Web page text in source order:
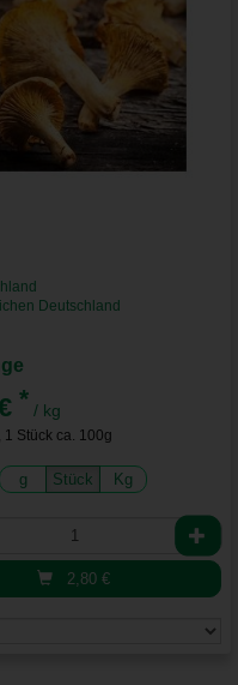
Deutschland
* / kg
1 Stück ca. 100g
g Stück Kg
2,80 €